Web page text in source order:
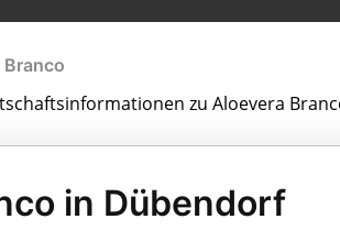
zu Aloevera
in Dübendorf